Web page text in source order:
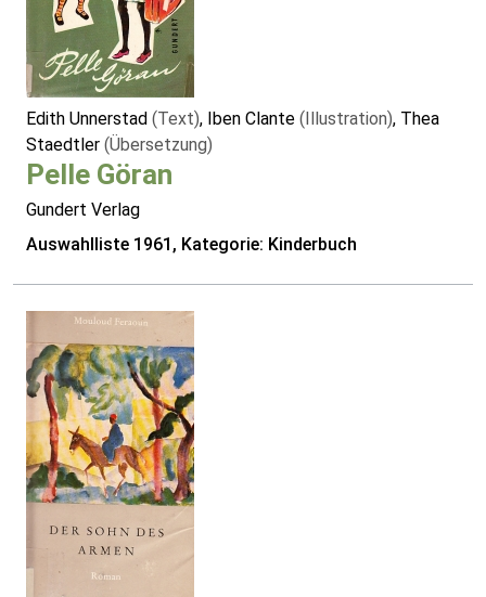
Edith Unnerstad (Text), Iben Clante (Illustration), Thea
Staedtler (Übersetzung)
Pelle Göran
Gundert Verlag
Auswahlliste 1961, Kategorie: Kinderbuch